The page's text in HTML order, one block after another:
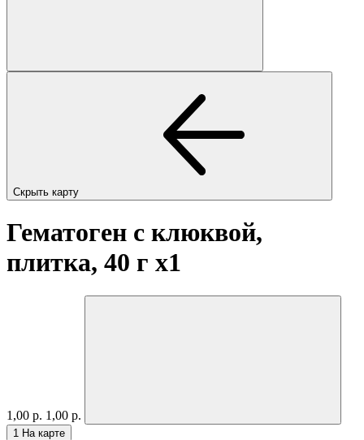
Скрыть карту
Гематоген с клюквой,
плитка, 40 г x1
1,00 р. 1,00 р.
1 На карте